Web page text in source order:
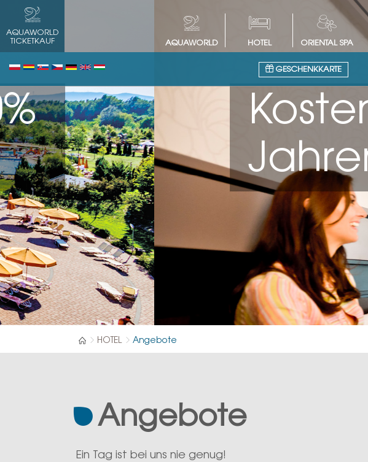
AQUAWORLD
TICKETKAUF
AQUAWORLD
HOTEL ORIENTAL SPA
GESCHENKKARTE
Kostenlos für
Jahren
HOTEL Angebote
Angebote
Ein Tag ist bei uns nie genug!